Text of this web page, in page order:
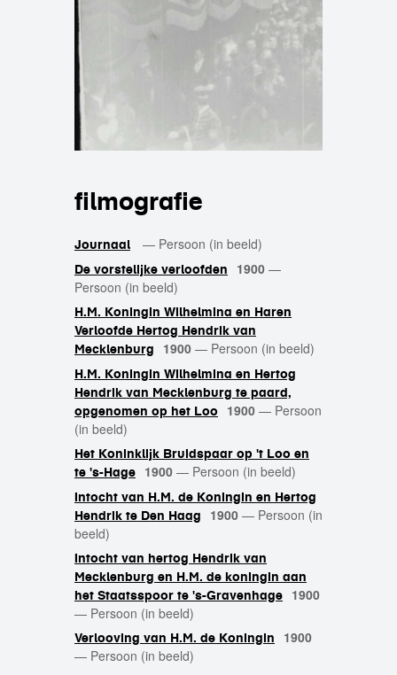
filmografie
Journaal — Persoon (in beeld)
De vorstelijke verloofden 1900 —
Persoon (in beeld)
H.M. Koningin Wilhelmina en Haren
Verloofde Hertog Hendrik van
Mecklenburg
1900 — Persoon (in beeld)
H.M. Koningin Wilhelmina en Hertog
Hendrik van Mecklenburg te paard,
opgenomen op het Loo
1900 — Persoon
(in beeld)
Het Koninklijk Bruidspaar op 't Loo en
te 's-Hage
1900 — Persoon (in beeld)
Intocht van H.M. de Koningin en Hertog
Hendrik te Den Haag
1900 — Persoon (in
beeld)
Intocht van hertog Hendrik van
Mecklenburg en H.M. de koningin aan
het Staatsspoor te 's-Gravenhage
1900
— Persoon (in beeld)
Verlooving van H.M. de Koningin
1900
— Persoon (in beeld)